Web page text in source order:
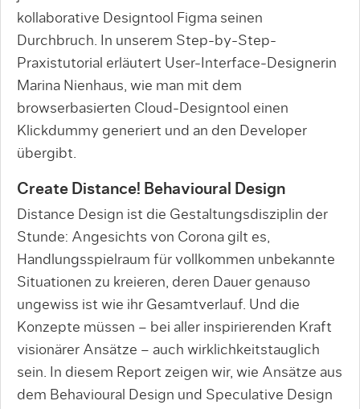
kollaborative Designtool Figma seinen
Durchbruch. In unserem Step-by-Step-
Praxistutorial erläutert User-Interface-Designerin
Marina Nienhaus, wie man mit dem
browserbasierten Cloud-Designtool einen
Klickdummy generiert und an den Developer
übergibt.
Create Distance! Behavioural Design
Distance Design ist die Gestaltungsdisziplin der
Stunde: Angesichts von Corona gilt es,
Handlungsspielraum für vollkommen unbekannte
Situationen zu kreieren, deren Dauer genauso
ungewiss ist wie ihr Gesamtverlauf. Und die
Konzepte müssen – bei aller inspirierenden Kraft
visionärer Ansätze – auch wirklichkeitstauglich
sein. In diesem Report zeigen wir, wie Ansätze aus
dem Behavioural Design und Speculative Design